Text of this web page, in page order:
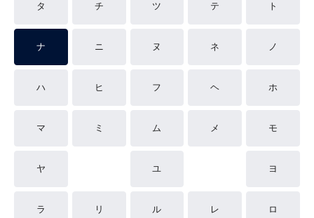
タ チ ツ テ ト
ナ ニ ヌ ネ ノ
ハ ヒ フ ヘ ホ
マ ミ ム メ モ
ヤ ユ ヨ
ラ リ ル レ ロ